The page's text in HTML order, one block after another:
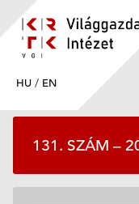
HU / EN
131. SZÁM –